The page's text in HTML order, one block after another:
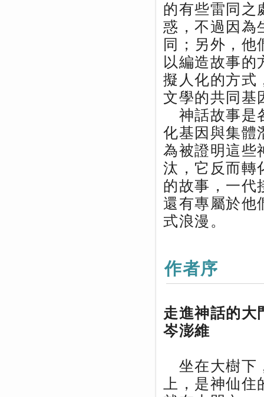
的有些雷同之
惑，不過因為
同；另外，
以編造故事的
擬人化的方式
文學的共同基
神話故事是
化基因與集體
為被證明這些
汰，它反而轉
的故事，一代
還有專屬於他
式浪漫。
作者序
走進神話的大
岑澎維
坐在大樹下
上，是神仙